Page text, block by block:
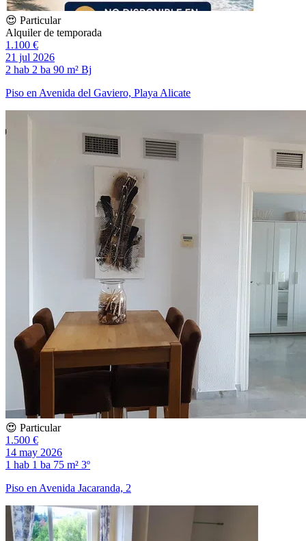
😍 Particular
Alquiler de temporada
1.100 €
21 jul 2026
2 hab 2 ba 90 m² Bj
Piso en Avenida del Gaviero, Playa Alicate
😍 Particular
1.500 €
14 may 2026
1 hab 1 ba 75 m² 3º
Piso en Avenida Jacaranda, 2